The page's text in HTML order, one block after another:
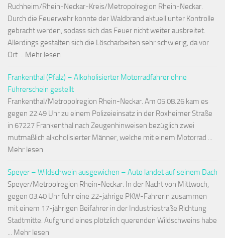
Ruchheim/Rhein-Neckar-Kreis/Metropolregion Rhein-Neckar.
Durch die Feuerwehr konnte der Waldbrand aktuell unter Kontrolle
gebracht werden, sodass sich das Feuer nicht weiter ausbreitet.
Allerdings gestalten sich die Löscharbeiten sehr schwierig, da vor
Ort ... Mehr lesen
Frankenthal (Pfalz) – Alkoholisierter Motorradfahrer ohne
Führerschein gestellt
Frankenthal/Metropolregion Rhein-Neckar. Am 05.08.26 kam es
gegen 22:49 Uhr zu einem Polizeieinsatz in der Roxheimer Straße
in 67227 Frankenthal nach Zeugenhinweisen bezüglich zwei
mutmaßlich alkoholisierter Männer, welche mit einem Motorrad ...
Mehr lesen
Speyer – Wildschwein ausgewichen – Auto landet auf seinem Dach
Speyer/Metrpolregion Rhein-Neckar. In der Nacht von Mittwoch,
gegen 03:40 Uhr fuhr eine 22-jährige PKW-Fahrerin zusammen
mit einem 17-jährigen Beifahrer in der Industriestraße Richtung
Stadtmitte. Aufgrund eines plötzlich querenden Wildschweins habe
... Mehr lesen